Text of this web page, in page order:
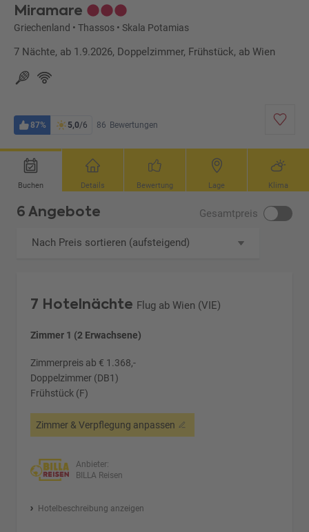
Miramare
Griechenland • Thassos • Skala Potamias
7 Nächte, ab 1.9.2026, Doppelzimmer, Frühstück, ab Wien
87% 5,0/6 86 Bewertungen
Buchen Details Bewertung Lage Klima
6 Angebote Gesamtpreis
Nach Preis sortieren (aufsteigend)
7 Hotelnächte Flug ab Wien (VIE)
Zimmer 1 (2 Erwachsene)
Zimmerpreis ab € 1.368,-
Doppelzimmer (DB1)
Frühstück (F)
Zimmer & Verpflegung anpassen
Anbieter:
BILLA Reisen
Hotelbeschreibung anzeigen